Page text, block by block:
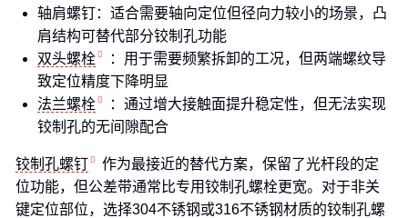
轴肩螺钉：适合需要轴向定位但径向力较小的场景，凸
肩结构可替代部分铰制孔功能
双头螺栓
：用于需要频繁拆卸的工况，但两端螺纹导
致定位精度下降明显
法兰螺栓
：通过增大接触面提升稳定性，但无法实现
铰制孔的无间隙配合
铰制孔螺钉
作为最接近的替代方案，保留了光杆段的定
位功能，但公差带通常比专用铰制孔螺栓更宽。对于非关
键定位部位，选择304不锈钢或316不锈钢材质的铰制孔螺